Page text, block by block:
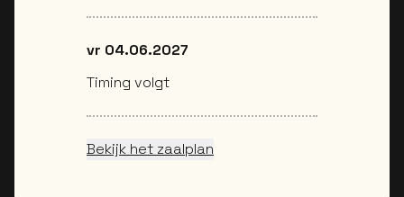
vr 04.06.2027
Timing volgt
Bekijk het zaalplan